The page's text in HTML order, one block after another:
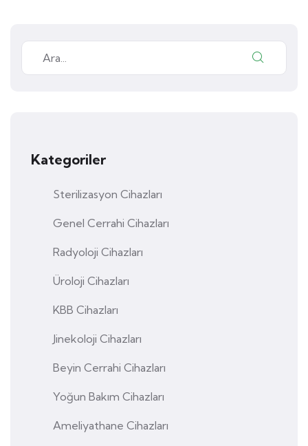
Kategoriler
Sterilizasyon Cihazları
Genel Cerrahi Cihazları
Radyoloji Cihazları
Üroloji Cihazları
KBB Cihazları
Jinekoloji Cihazları
Beyin Cerrahi Cihazları
Yoğun Bakım Cihazları
Ameliyathane Cihazları